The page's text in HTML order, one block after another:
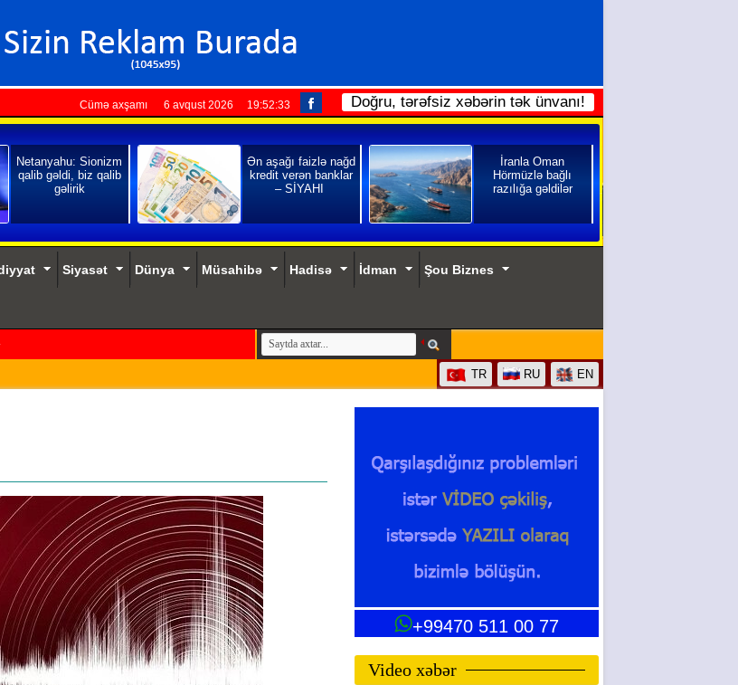
Cümə axşamı 6 avqust 2026 19:52:35 Doğru, tərəfsiz xəbərin tək ünvanı!
Netanyahu: Sionizm
qalib gəldi, biz qalib
gəlirik
Ən aşağı faizlə nağd
kredit verən banklar
– SİYAHI
İranla Oman
Hörmüzlə bağlı
razılığa gəldilər
Siyasət Dünya Müsahibə Hadisə İdman Şou Biznes
TR RU EN
+99470 511 00 77
Video xəbər